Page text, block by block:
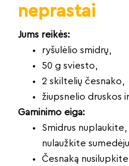
neprastai
Jums reikės:
ryšulėlio smidrų,
50 g sviesto,
2 skiltelių česnako,
žiupsnelio druskos
Gaminimo eiga:
Smidrus
nulaužkite
Česnaką